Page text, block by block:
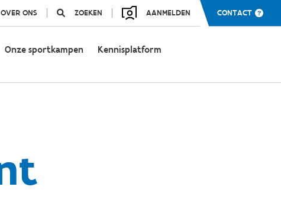
OVER ONS ZOEKEN AANMELDEN CONTACT
Onze sportkampen Kennisplatform